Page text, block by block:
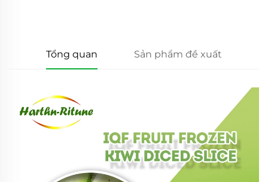
Tổng quan Sản phẩm đề xuất